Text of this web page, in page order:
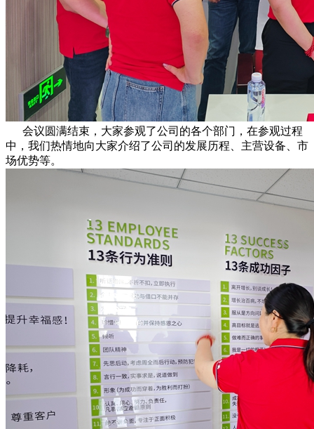
会议圆满结束，大家参观了公司的各个部门，在参观过程
中，我们热情地向大家介绍了公司的发展历程、主营设备、市
场优势等。